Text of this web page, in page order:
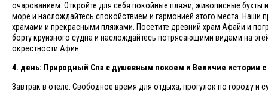
очарованием. Откройте для себя покойные пляжи, живописные бухты
море и наслождайтесь спокойствием и гармонией этого места. Наши
храмами и прекрасными пляжами. Посетите древний храм Афайи и
борту круизного судна и наслождайтесь потрясающими видами на
окрестности Афин.
4. день: Природный Спа с душевным покоем и Величие истории
Завтрак в отеле. Свободное время для отдыха, прогулок по городу